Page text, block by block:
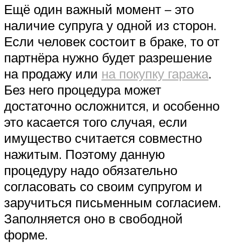
Ещё один важный момент – это
наличие супруга у одной из сторон.
Если человек состоит в браке, то от
партнёра нужно будет разрешение
на продажу или на покупку гаража.
Без него процедура может
достаточно осложнится, и особенно
это касается того случая, если
имущество считается совместно
нажитым. Поэтому данную
процедуру надо обязательно
согласовать со своим супругом и
заручиться письменным согласием.
Заполняется оно в свободной
форме.